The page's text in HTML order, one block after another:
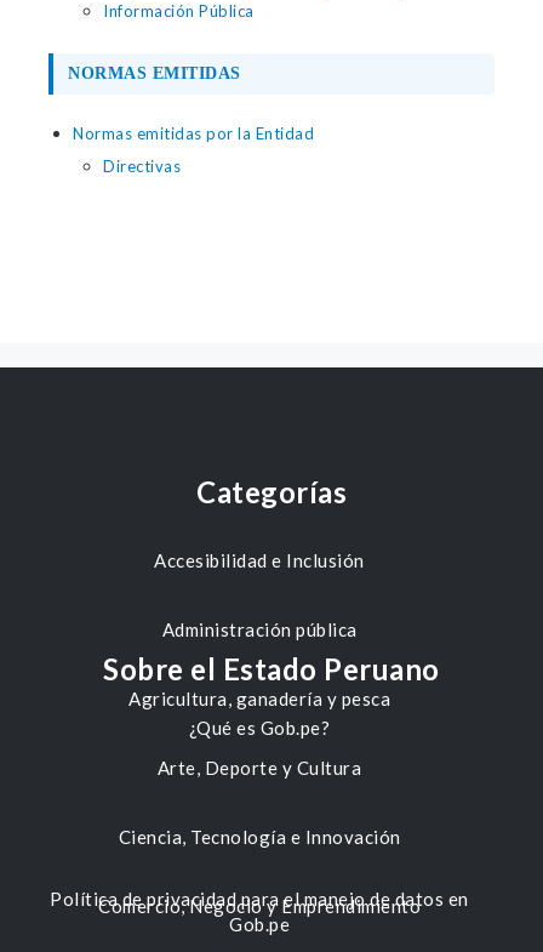
Información Pública
NORMAS EMITIDAS
Normas emitidas por la Entidad
Directivas
Categorías
Accesibilidad e Inclusión
Administración pública
Agricultura, ganadería y pesca
Arte, Deporte y Cultura
Ciencia, Tecnología e Innovación
Comercio, Negocio y Emprendimiento
Sobre el Estado Peruano
¿Qué es Gob.pe?
Política de privacidad para el manejo de datos en
Gob.pe